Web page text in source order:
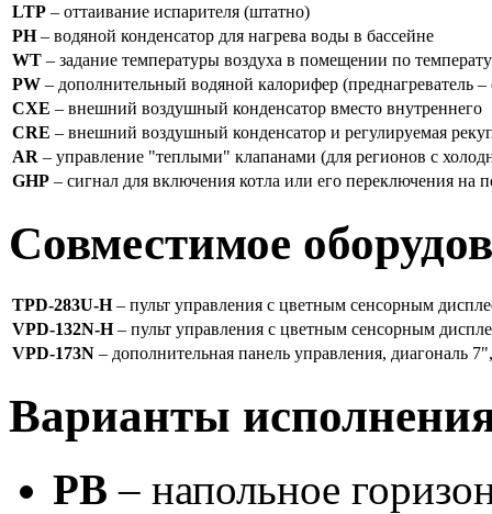
LTP – оттаивание испарителя (штатно)
PH– водяной конденсатор для нагрева воды в бассейне
WT – задание температуры воздуха в помещении по
PW – дополнительный водяной калорифер (преднагреватель –
CXE – внешний воздушный конденсатор вместо внутреннего
CRE – внешний воздушный конденсатор и регулируемая
AR – управление "теплыми" клапанами (для регионов с
GHP – сигнал для включения котла или его переключения
Совместимое
TPD-283U-H– пульт управления с цветным сенсорным
VPD-132N-H– пульт управления с цветным сенсорным
VPD-173N – дополнительная панель управления, диагональ
Варианты
PB – напольное